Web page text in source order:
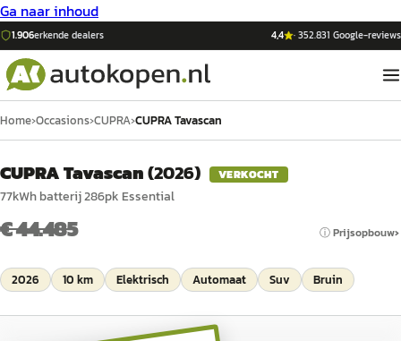
Ga naar inhoud
1.906erkende dealers 4,4 ·352.831 Google-reviews
Home›Occasions›CUPRA›CUPRA Tavascan
CUPRA Tavascan(2026) VERKOCHT
77kWh batterij 286pk Essential
€ 44.485 ⓘ Prijsopbouw
2026 10 km Elektrisch Automaat Suv Bruin